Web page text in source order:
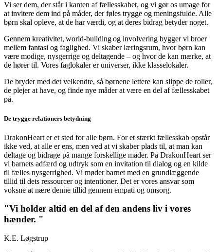
Vi ser dem, der står i kanten af fællesskabet, og vi gør os umage for
at invitere dem ind på måder, der føles trygge og meningsfulde. Alle
børn skal opleve, at de har værdi, og at deres bidrag betyder noget.
Gennem kreativitet, world-building og involvering bygger vi broer
mellem fantasi og faglighed. Vi skaber læringsrum, hvor børn kan
være modige, nysgerrige og deltagende – og hvor de kan mærke, at
de hører til. Vores faglokaler er universer, ikke klasselokaler.
De bryder med det velkendte, så børnene lettere kan slippe de roller,
de plejer at have, og finde nye måder at være en del af fællesskabet
på.
De trygge relationers betydning
DrakonHeart er et sted for alle børn. For et stærkt fællesskab opstår
ikke ved, at alle er ens, men ved at vi skaber plads til, at man kan
deltage og bidrage på mange forskellige måder. På DrakonHeart ser
vi barnets adfærd og udtryk som en invitation til dialog og en kilde
til fælles nysgerrighed. Vi møder barnet med en grundlæggende
tillid til dets ressourcer og intentioner. Det er vores ansvar som
voksne at nære denne tillid gennem empati og omsorg.
"Vi holder altid en del af den andens liv i vores
hænder. "
K.E. Løgstrup